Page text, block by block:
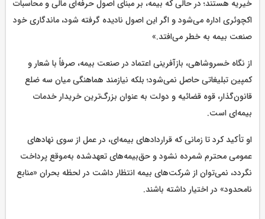
خیریه هستند؛ در حالی که بیمه، بر مبنای اصول حرفه‌ای مالی و محاسبات
اکچوئری اداره می‌شود و اگر این اصول نادیده گرفته شود، ماندگاری خود
صنعت بیمه به خطر می‌افتد.»
از نگاه خسروشاهی، بازآفرینی اعتماد در صنعت بیمه، صرفاً با شعار و
کمپین تبلیغاتی حاصل نمی‌شود؛ بلکه نیازمند هماهنگی میان سه ضلع
قانون‌گذار، قوه قضائیه و دولت به عنوان بزرگ‌ترین خریدار خدمات
بیمه‌ای است.
او تأکید کرد تا زمانی که قراردادهای بیمه‌ای، در عمل از سوی نهادهای
عمومی محترم شمرده نشود و حق‌بیمه‌های تعهدشده به‌موقع پرداخت
نگردد، نمی‌توان از شرکت‌های بیمه انتظار داشت در لحظه بحران «منابع
نامحدود» در اختیار داشته باشند.